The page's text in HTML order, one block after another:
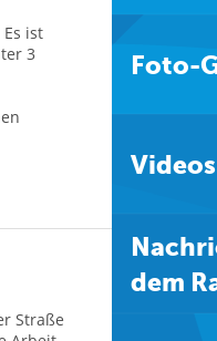
ist
3
Straße
Foto-
Videos
Nachrichten aus
dem